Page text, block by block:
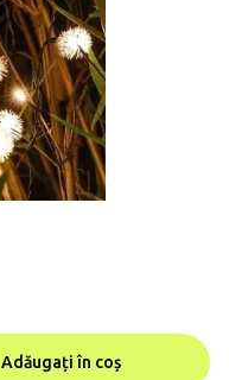
Adăugați în coș